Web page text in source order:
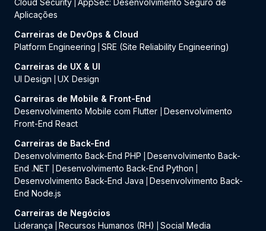
Cloud Security AppSec: Desenvolvimento Seguro de
Aplicações
Carreiras de DevOps & Cloud
Platform Engineering
SRE (Site Reliability Engineering)
Carreiras de UX & UI
UI Design
UX Design
Carreiras de Mobile & Front-End
Desenvolvimento Mobile com Flutter
Desenvolvimento
Front-End React
Carreiras de Back-End
Desenvolvimento Back-End PHP
Desenvolvimento Back-
End .NET
Desenvolvimento Back-End Python
Desenvolvimento Back-End Java
Desenvolvimento Back-
End Node.js
Carreiras de Negócios
Liderança
Recursos Humanos (RH)
Social Media